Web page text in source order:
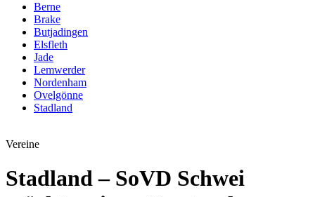
Berne
Brake
Butjadingen
Elsfleth
Jade
Lemwerder
Nordenham
Ovelgönne
Stadland
Vereine
Stadland – SoVD Schwei